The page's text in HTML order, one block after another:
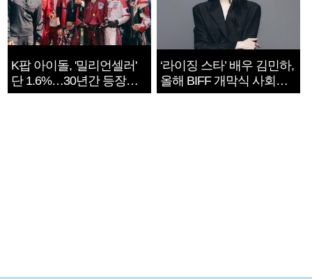
K팝 아이돌, '밀리언셀러'
단 1.6%…30년간 등장
1182개팀 전수조사
‘라이징 스타’ 배우 김민하,
올해 BIFF 개막식 사회자
확정